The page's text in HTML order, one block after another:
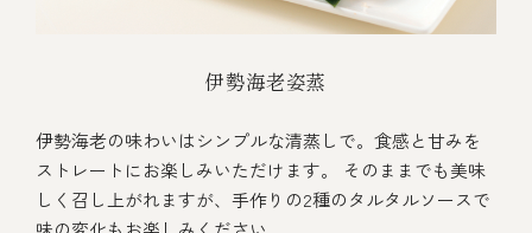
伊勢海老姿蒸
伊勢海老の味わいはシンプルな清蒸しで。食感と甘みを
ストレートにお楽しみいただけます。 そのままでも美味
しく召し上がれますが、手作りの2種のタルタルソースで